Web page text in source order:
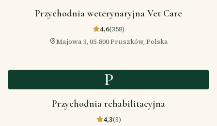
Przychodnia weterynaryjna Vet Care
4,6(358)
Majowa 3, 05-800 Pruszków, Polska
P
Przychodnia rehabilitacyjna
4,3(3)